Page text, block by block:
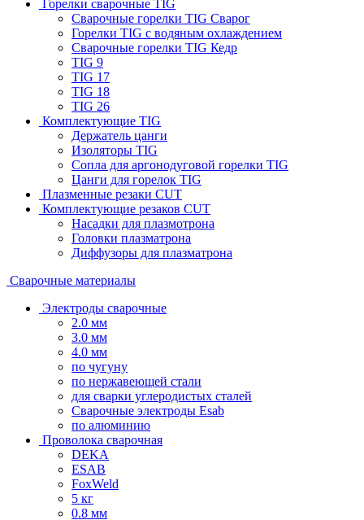
Горелки сварочные TIG
Сварочные горелки TIG Сварог
Горелки TIG с водяным охлаждением
Сварочные горелки TIG Кедр
TIG 9
TIG 17
TIG 18
TIG 26
Комплектующие TIG
Держатель цанги
Изоляторы TIG
Сопла для аргонодуговой горелки TIG
Цанги для горелок TIG
Плазменные резаки CUT
Комплектующие резаков CUT
Насадки для плазмотрона
Головки плазматрона
Диффузоры для плазматрона
Сварочные материалы
Электроды сварочные
2.0 мм
3.0 мм
4.0 мм
по чугуну
по нержавеющей стали
для сварки углеродистых сталей
Сварочные электроды Esab
по алюминию
Проволока сварочная
DEKA
ESAB
FoxWeld
5 кг
0.8 мм